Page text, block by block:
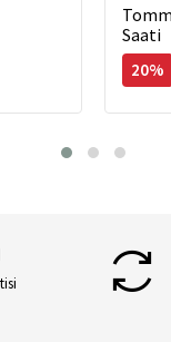
Saati
20%